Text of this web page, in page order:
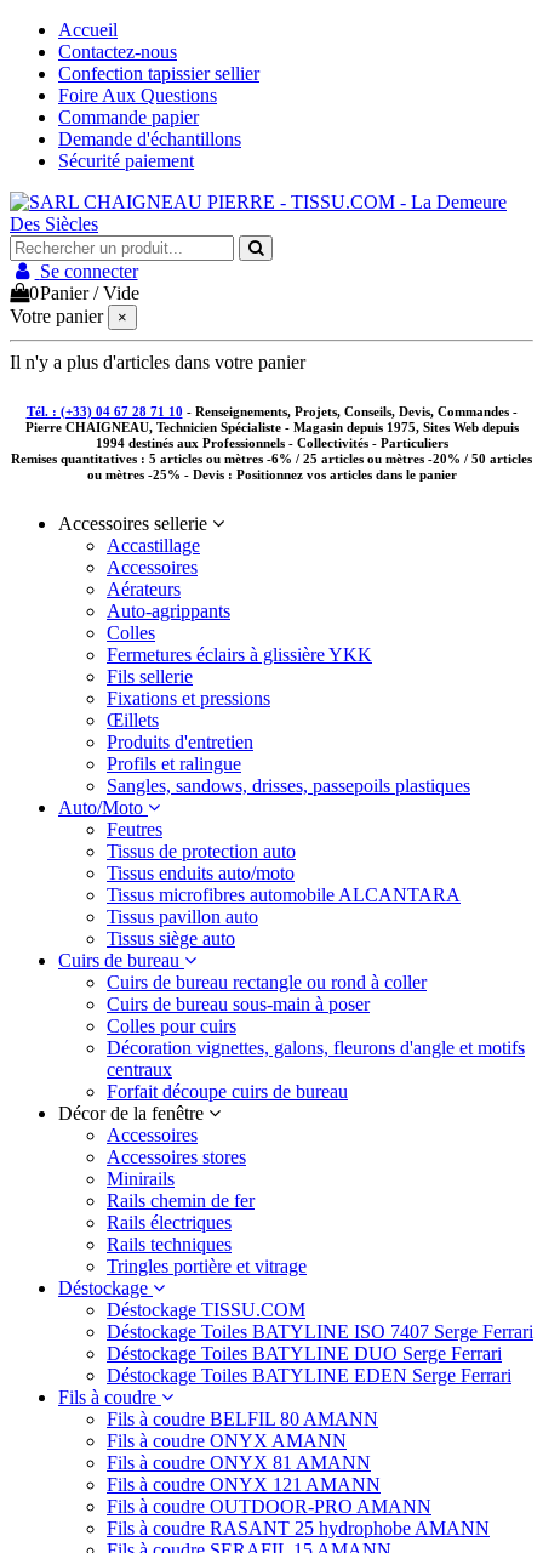
Accueil
Contactez-nous
Confection tapissier sellier
Foire Aux Questions
Commande papier
Demande d'échantillons
Sécurité paiement
Se connecter
0Panier /Vide
Votre panier
×
Il n'y a plus d'articles dans votre panier
Tél. : (+33) 04 67 28 71 10 - Renseignements, Projets, Conseils, Devis, Commandes -
Pierre CHAIGNEAU, Technicien Spécialiste - Magasin depuis 1975, Sites Web depuis
1994 destinés aux Professionnels - Collectivités - Particuliers
Remises quantitatives : 5 articles ou mètres -6% / 25 articles ou mètres -20% / 50 articles
ou mètres -25% - Devis : Positionnez vos articles dans le panier
Accessoires sellerie
Accastillage
Accessoires
Aérateurs
Auto-agrippants
Colles
Fermetures éclairs à glissière YKK
Fils sellerie
Fixations et pressions
Œillets
Produits d'entretien
Profils et ralingue
Sangles, sandows, drisses, passepoils plastiques
Auto/Moto
Feutres
Tissus de protection auto
Tissus enduits auto/moto
Tissus microfibres automobile ALCANTARA
Tissus pavillon auto
Tissus siège auto
Cuirs de bureau
Cuirs de bureau rectangle ou rond à coller
Cuirs de bureau sous-main à poser
Colles pour cuirs
Décoration vignettes, galons, fleurons d'angle et motifs
centraux
Forfait découpe cuirs de bureau
Décor de la fenêtre
Accessoires
Accessoires stores
Minirails
Rails chemin de fer
Rails électriques
Rails techniques
Tringles portière et vitrage
Déstockage
Déstockage TISSU.COM
Déstockage Toiles BATYLINE ISO 7407 Serge Ferrari
Déstockage Toiles BATYLINE DUO Serge Ferrari
Déstockage Toiles BATYLINE EDEN Serge Ferrari
Fils à coudre
Fils à coudre BELFIL 80 AMANN
Fils à coudre ONYX AMANN
Fils à coudre ONYX 81 AMANN
Fils à coudre ONYX 121 AMANN
Fils à coudre OUTDOOR-PRO AMANN
Fils à coudre RASANT 25 hydrophobe AMANN